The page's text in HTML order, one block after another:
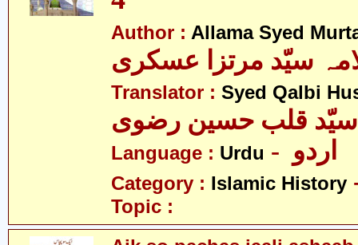
Author : Allama Syed
سیّد مرتزا عسکری
Translator : Syed Qalbi
Language : Urdu
Category : Islamic History
Topic :